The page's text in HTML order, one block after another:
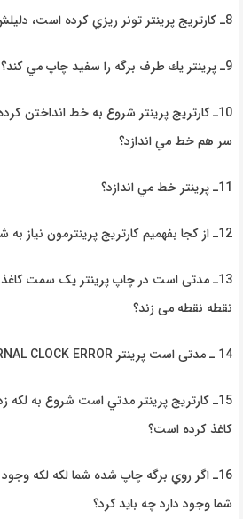
8ـ كارتريج پرينتر تونر ريزي كرده است،
9ـ پرينتر يك طرف برگه را سفيد چاپ ميكند؟
10ـ کارتريج پرينتر شروع به خط انداختن
سر هم خط مياندازد؟
11ـ پرينتر خط مياندازد؟
12ـ از كجا بفهميم كارتريج پرينترمون نياز به شارژ دارد؟
13ـ مدتی است در چاپ پرینتر یک سمت کاغذ
نقطه نقطه می زند؟
14 ـ مدتی است پرینتر CLOCK ERROR
15ـ كارتريج پرينتر مدتي است شروع به
كاغذ كرده است؟
16ـ اگر روي برگه چاپ شده شما لكه لكه
شما وجود دارد چه باید کرد؟